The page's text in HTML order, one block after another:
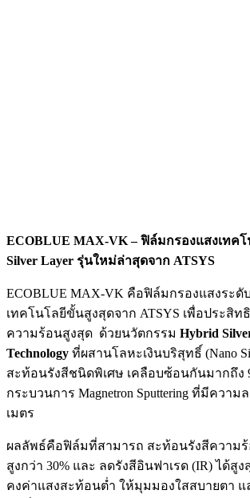
ECOBLUE MAX-VK – ฟิล์มกรองแสงเทค
Silver Layer รุ่นใหม่ล่าสุดจาก ATSYS
ECOBLUE MAX-VK คือฟิล์มกรองแสงระดั
เทคโนโลยีขั้นสูงสุดจาก ATSYS เพื่อประสิ
ความร้อนสูงสุด ด้วยนวัตกรรม Hybrid
Technology ที่ผสานโลหะเงินบริสุทธิ์ (Nano
สะท้อนรังสีชนิดพิเศษ เคลือบซ้อนกันมากถึง
กระบวนการ Magnetron Sputtering ที่มีควา
เมตร
ผลลัพธ์คือฟิล์มที่สามารถ สะท้อนรังสีความ
สูงกว่า 30% และ ลดรังสีอินฟาเรด (IR) ได้สูง
คงค่าแสงสะท้อนต่ำ ให้มุมมองใสสบายตา แ